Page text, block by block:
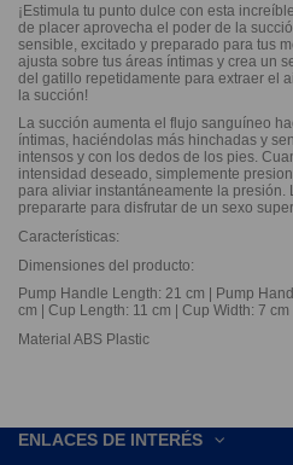
¡Estimula tu punto dulce con esta
de placer aprovecha el poder de la
sensible, excitado y preparado para tus
ajusta sobre tus áreas íntimas y crea un
del gatillo repetidamente para extraer el
la succión!
La succión aumenta el flujo sanguíneo
íntimas, haciéndolas más hinchadas y
intensos y con los dedos de los pies.
intensidad deseado, simplemente
para aliviar instantáneamente la presión.
prepararte para disfrutar de un sexo
Características:
Dimensiones del producto:
Pump Handle Length: 21 cm | Pump
cm | Cup Length: 11 cm | Cup Width: 7
Material ABS Plastic
ENLACES DE INTERÉS